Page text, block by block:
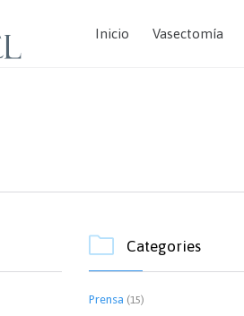
Inicio Vasectomía
 Categories
Prensa (15)